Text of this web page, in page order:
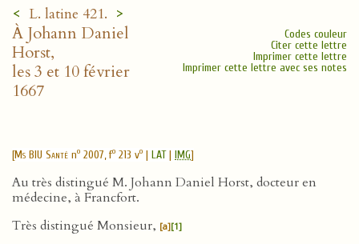
< L. latine 421. >
À Johann Daniel
Horst,
les 3 et 10 février
1667
Codes couleur
Citer cette lettre
Imprimer cette lettre
Imprimer cette lettre avec ses notes
[Ms BIU Santé no 2007, fo 213 vo | LAT| IMG]
Au très distingué M. Johann Daniel Horst, docteur en
médecine, à Francfort.
Très distingué Monsieur, [a][1]